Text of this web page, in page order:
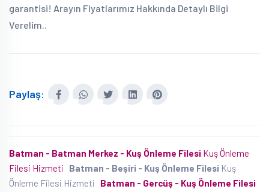
garantisi! Arayın Fiyatlarımız Hakkında Detaylı Bilgi
Verelim..
Paylaş:
Batman - Batman Merkez - Kuş Önleme Filesi Kuş Önleme
Filesi Hizmeti
Batman - Beşiri - Kuş Önleme Filesi Kuş
Önleme Filesi Hizmeti
Batman - Gercüş - Kuş Önleme Filesi